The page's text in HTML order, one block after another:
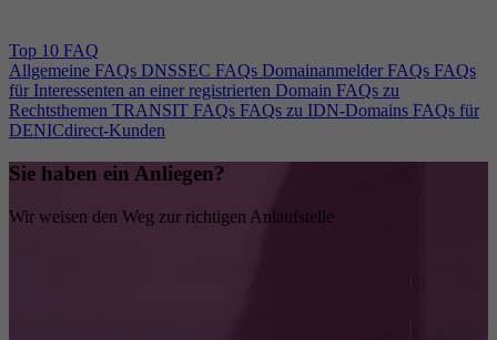
Top 10 FAQ
Allgemeine FAQs DNSSEC FAQs Domainanmelder FAQs FAQs
für Interessenten an einer registrierten Domain FAQs zu
Rechtsthemen TRANSIT FAQs FAQs zu IDN-Domains FAQs für
DENICdirect-Kunden
Sie haben ein Anliegen?
Wir weisen den Weg zur richtigen Anlaufstelle